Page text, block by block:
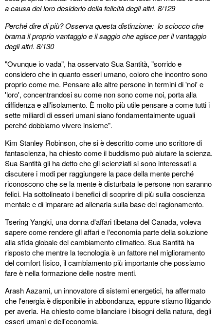
a causa del loro desiderio della felicità degli altri. 8/129
Perché dire di più? Osserva questa distinzione: lo sciocco che
brama il proprio vantaggio e il saggio che agisce per il vantaggio
degli altri. 8/130
"Ovunque io vada", ha osservato Sua Santità, "sorrido e
considero che in quanto esseri umano, coloro che incontro sono
proprio come me. Pensare alle altre persone in termini di 'noi' e
'loro', concentrandosi su come non sono come noi, porta alla
diffidenza e all'isolamento. È molto più utile pensare a come tutti i
sette miliardi di esseri umani siano fondamentalmente uguali
perché dobbiamo vivere insieme".
Kim Stanley Robinson, che si è descritto come uno scrittore di
fantascienza, ha chiesto come il buddismo può aiutare la scienza.
Sua Santità gli ha detto che gli scienziati si sono interessati a
discutere i modi per raggiungere la pace della mente perché
riconoscono che se la mente è disturbata le persone non saranno
felici. Ha sottolineato i benefici di scoprire di più sulla coscienza
mentale e di imparare ad allenarla sulla base del ragionamento.
Tsering Yangki, una donna d'affari tibetana del Canada, voleva
sapere come rendere gli affari e l'economia parte della soluzione
alla sfida globale del cambiamento climatico. Sua Santità ha
risposto che mentre la tecnologia è un fattore nel miglioramento
del comfort fisico, il cambiamento più importante che possiamo
fare è nella formazione delle nostre menti.
Arash Aazami, un innovatore di sistemi energetici, ha affermato
che l'energia è disponibile in abbondanza, eppure stiamo litigando
per averla. Ha chiesto come bilanciare i bisogni della natura, degli
esseri umani e dell'economia.